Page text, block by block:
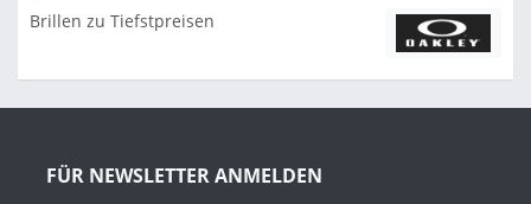
Brillen zu Tiefstpreisen
FÜR NEWSLETTER ANMELDEN